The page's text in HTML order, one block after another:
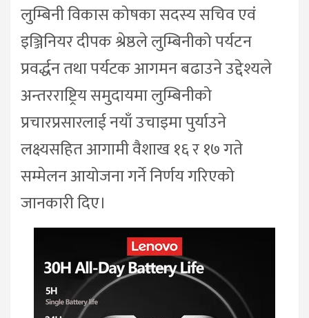
लुम्बिनी विकास कोषका सदस्य सचिव एवं
इञ्जिनियर दीपक श्रेष्ठले लुम्बिनीको पर्यटन
प्रवर्द्धन तथा पर्यटक आगमन बढाउने उद्देश्यले
अन्तरराष्ट्रिय समुदायमा लुम्बिनीको
प्रचारप्रसारलाई नयाँ उचाइमा पुर्याउने
लक्ष्यसहित आगामी वैशाख १६ र १७ गते
सम्मेलन आयोजना गर्ने निर्णय गरिएको
जानकारी दिए।